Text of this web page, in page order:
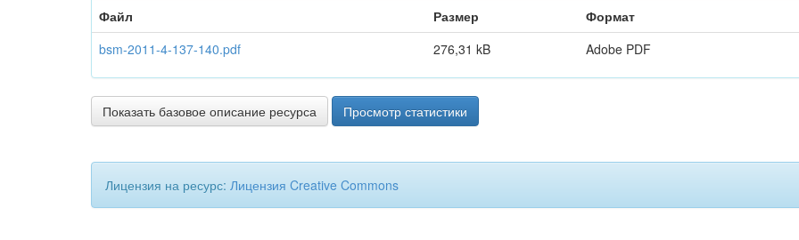
Файл
Размер
Формат
bsm-2011-4-137-140.pdf
276,31 kB Adobe PDF
Показать базовое описание ресурса Просмотр статистики
Лицензия на ресурс: Лицензия Creative Commons